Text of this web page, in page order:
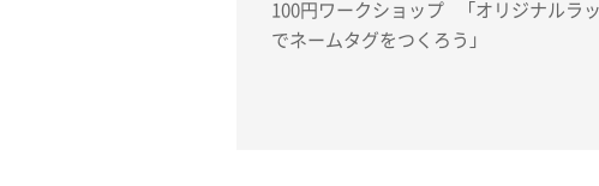
100円ワークショップ 「オリジナルラッピング電車
でネームタグをつくろう」